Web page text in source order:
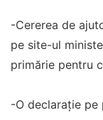
-Cererea de
pe site-ul
primărie pentru
-O declarație pe